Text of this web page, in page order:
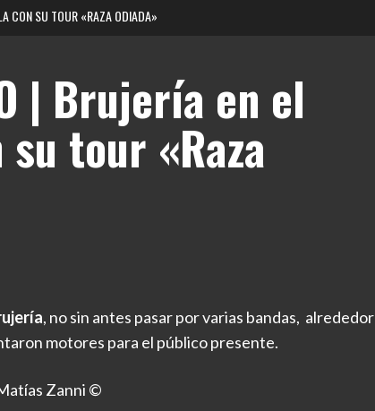
CON SU TOUR «RAZA ODIADA»
| Brujería en el
tour «Raza
, no sin antes pasar por varias bandas, alrededor
motores para el público presente.
Zanni ©